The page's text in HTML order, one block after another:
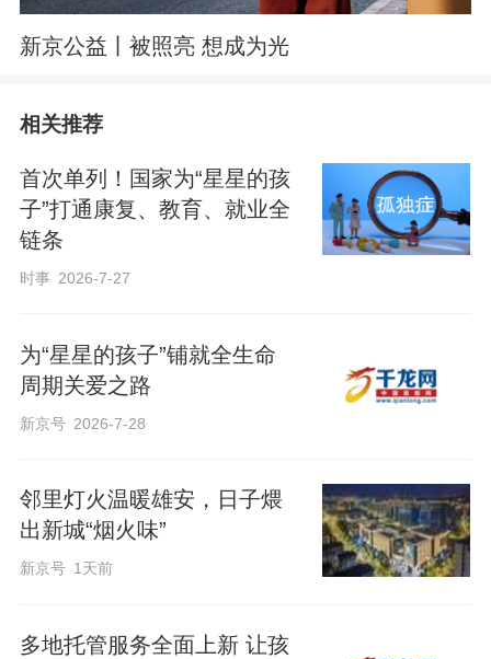
新京公益丨被照亮 想成为光
相关推荐
首次单列！国家为“星星的孩
子”打通康复、教育、就业全
链条
时事 2026-7-27
为“星星的孩子”铺就全生命
周期关爱之路
新京号 2026-7-28
邻里灯火温暖雄安，日子煨
出新城“烟火味”
新京号 1天前
多地托管服务全面上新 让孩